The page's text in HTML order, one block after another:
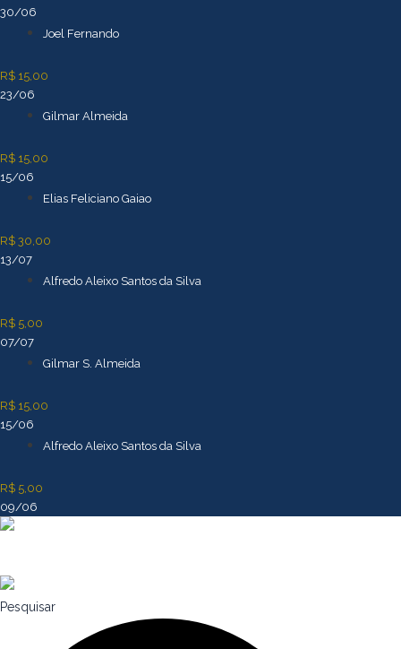
30/06
Joel Fernando
R$ 15,00
23/06
Gilmar Almeida
R$ 15,00
15/06
Elias Feliciano Gaiao
R$ 30,00
13/07
Alfredo Aleixo Santos da Silva
R$ 5,00
07/07
Gilmar S. Almeida
R$ 15,00
15/06
Alfredo Aleixo Santos da Silva
R$ 5,00
09/06
Pesquisar